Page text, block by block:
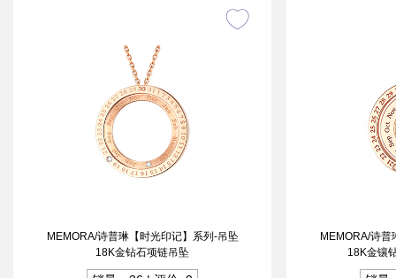
MEMORA/诗普琳【时光印记】系列-吊坠
18K金钻石项链吊坠
MEMORA/诗
18K金镶